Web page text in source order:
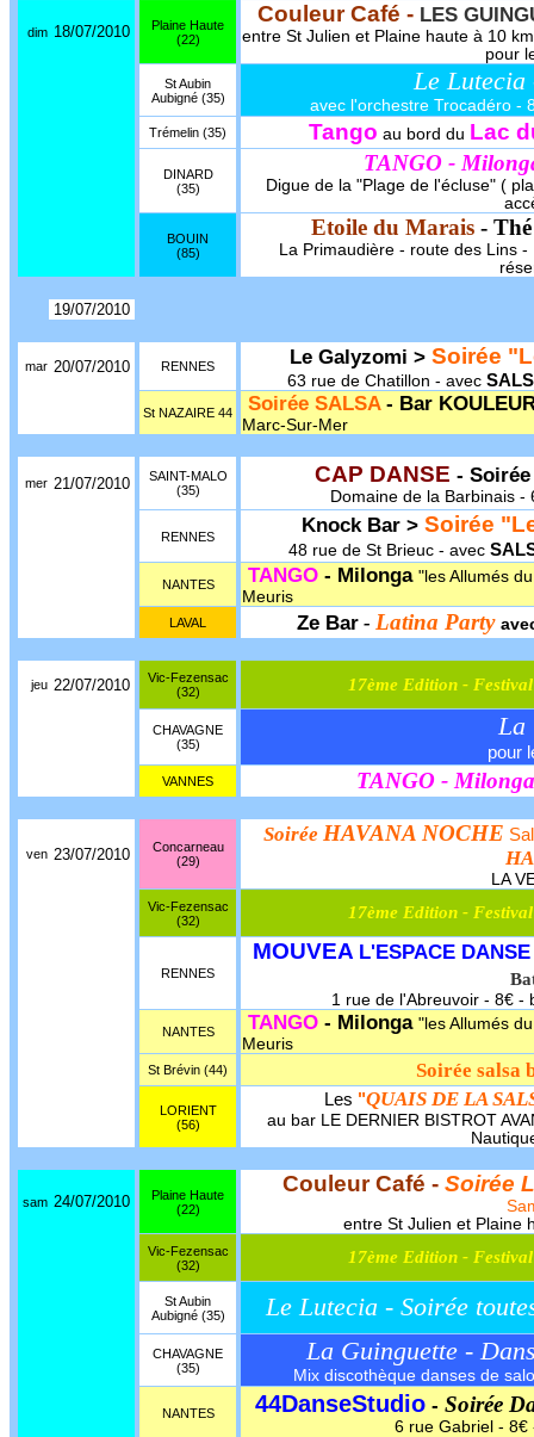
dim 18/07/2010
Plaine Haute
(22)
Couleur Café - LES
entre St Julien et Plaine haute à 10
pour
St Aubin
Aubigné (35)
Le Lutecia
avec l'orchestre Trocadéro -
Trémelin (35) Tango au bord du Lac
DINARD
(35)
TANGO -
Digue de la "Plage de l'écluse" (
BOUIN
(85)
Etoile du Marais- Thé
La Primaudière - route des Lins
19/07/2010
mar 20/07/2010 RENNES Le Galyzomi > Soirée
63 rue de Chatillon - avec
St NAZAIRE 44 Soirée SALSA- Bar
Marc-Sur-Mer
mer 21/07/2010
SAINT-MALO
(35)
CAP DANSE -
Domaine de la Barbinais
RENNES Knock Bar > Soirée
48 rue de St Brieuc - avec
NANTES TANGO - Milonga "les Allumés
Meuris
LAVAL Ze Bar - Latina Party
jeu 22/07/2010
Vic-Fezensac
(32)
17ème Edition -
CHAVAGNE
(35)
La
pour
VANNES TANGO - Milonga
ven 23/07/2010
Concarneau
(29)
Soirée HAVANA NOCHE
LA
Vic-Fezensac
(32)
17ème Edition -
RENNES
MOUVEA L'ESPACE DANSE
1 rue de l'Abreuvoir - 8€ -
NANTES TANGO - Milonga "les Allumés
Meuris
St Brévin (44) Soirée salsa
LORIENT
(56)
Les "QUAIS DE LA
au bar LE DERNIER BISTROT
sam 24/07/2010
Plaine Haute
(22)
Couleur Café - Soirée
entre St Julien et Plaine
Vic-Fezensac
(32)
17ème Edition -
St Aubin
Aubigné (35)
Le Lutecia - Soirée
CHAVAGNE
(35)
La Guinguette -
Mix discothèque danses de
NANTES 44DanseStudio - Soirée
6 rue Gabriel - 8€